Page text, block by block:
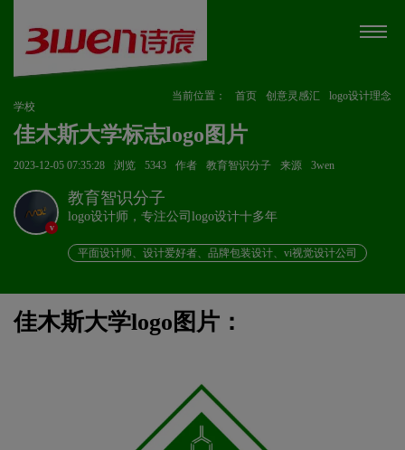
当前位置： 首页 创意灵感汇
logo设计理念
学校
佳木斯大学标志logo图片
2023-12-05 07:35:28 浏览 5343 作者 教育智识分子 来源 3wen
v
教育智识分子
logo设计师，专注公司logo设计十多年
平面设计师、设计爱好者、品牌包装设计、vi视觉设计公司
佳木斯大学logo图片：